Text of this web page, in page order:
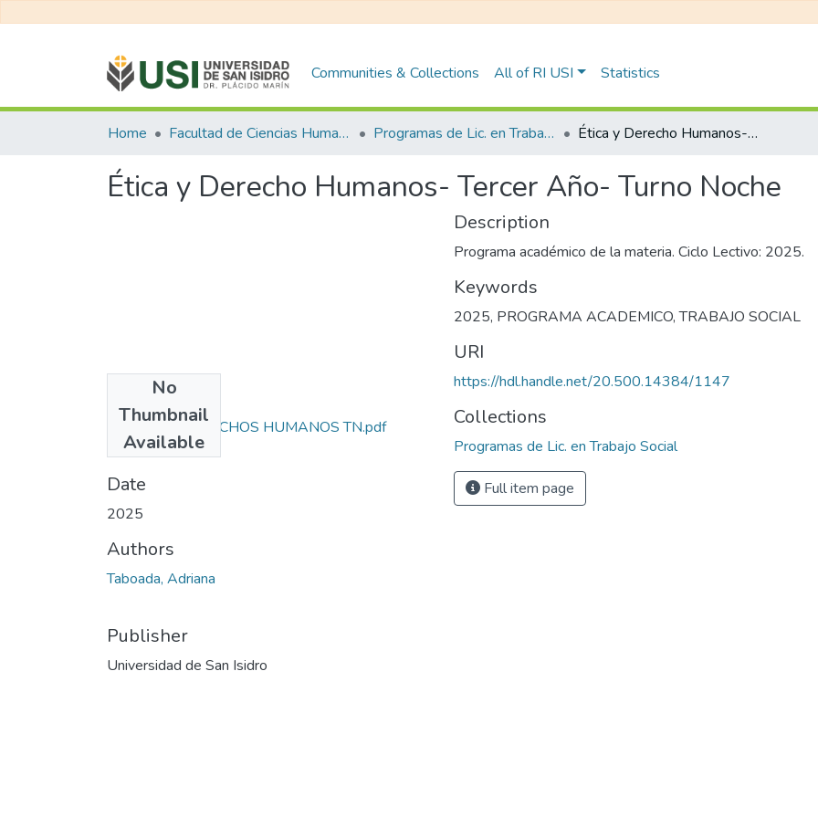
Communities & Collections All of RI USI Statistics
Home Facultad de Ciencias Humanas y Sociales Programas de Lic. en Trabajo Social Ética y Derecho Humanos- Tercer Año- Turno Noche
Ética y Derecho Humanos- Tercer Año- Turno Noche
No
Thumbnail
Available
ETICA Y DERECHOS HUMANOS TN.pdf
(208.89 KB)
Date
2025
Authors
Taboada, Adriana
Publisher
Universidad de San Isidro
Description
Programa académico de la materia. Ciclo Lectivo: 2025.
Keywords
2025, PROGRAMA ACADEMICO,TRABAJO SOCIAL
URI
https://hdl.handle.net/20.500.14384/1147
Collections
Programas de Lic. en Trabajo Social
Full item page